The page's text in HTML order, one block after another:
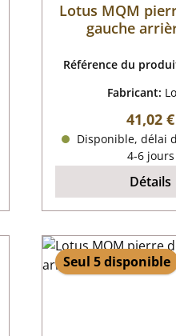
Lotus MQM
gauche
Référence du
Fabricant:
Prix
41,02 €
Disponible, délai
4-6 jours
Détails
Seul 5 disponible